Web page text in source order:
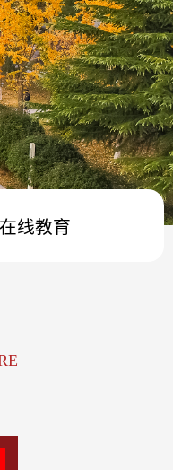
在线教育